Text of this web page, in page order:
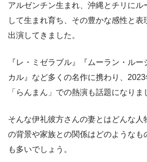
アルゼンチン生まれ、沖縄とチリにル
して生まれ育ち、その豊かな感性と表
出演してきました。
『レ・ミゼラブル』『ムーラン・ル
カル』など多くの名作に携わり、
「らんまん」での熱演も話題になりま
そんな伊礼彼方さんの妻とはどんな人
の背景や家族との関係はどのようなも
も多いでしょう。